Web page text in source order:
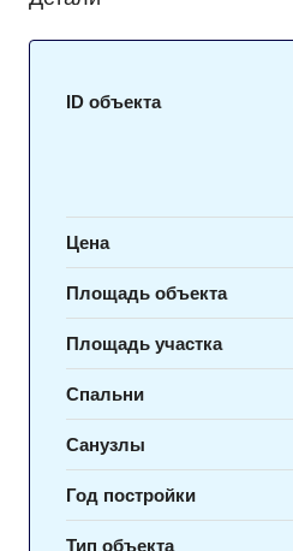
ID объекта
Цена
Площадь объекта
Площадь участка
Спальни
Санузлы
Год постройки
Тип объекта